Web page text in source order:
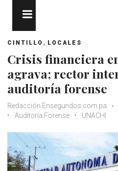
CINTILLO , LOCALES
Crisis financiera
agrava; rector
auditoría forense
Redacción Ensegundos.com.pa
Auditoría Forense
UNACHI